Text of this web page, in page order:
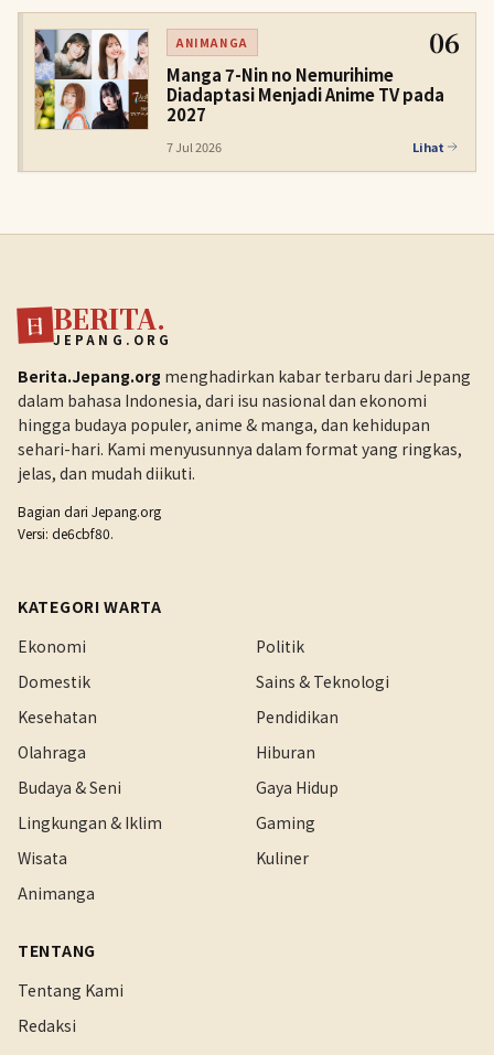
ANIMANGA 06
Manga 7-Nin no Nemurihime
Diadaptasi Menjadi Anime TV pada
2027
7 Jul 2026 Lihat
日 BERITA.
JEPANG.ORG
Berita.Jepang.org menghadirkan kabar terbaru dari Jepang
dalam bahasa Indonesia, dari isu nasional dan ekonomi
hingga budaya populer, anime & manga, dan kehidupan
sehari-hari. Kami menyusunnya dalam format yang ringkas,
jelas, dan mudah diikuti.
Bagian dari Jepang.org
Versi: de6cbf80.
KATEGORI WARTA
Ekonomi
Politik
Domestik
Sains & Teknologi
Kesehatan
Pendidikan
Olahraga
Hiburan
Budaya & Seni
Gaya Hidup
Lingkungan & Iklim
Gaming
Wisata
Kuliner
Animanga
TENTANG
Tentang Kami
Redaksi